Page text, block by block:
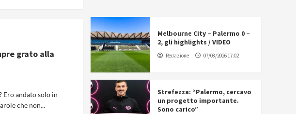
grato alla
Ero andato solo in
che non...
Melbourne City – Palermo 0 –
2, gli highlights / VIDEO
Redazione 07/08/2026 17:02
Strefezza: “Palermo, cercavo
un progetto importante.
Sono carico”